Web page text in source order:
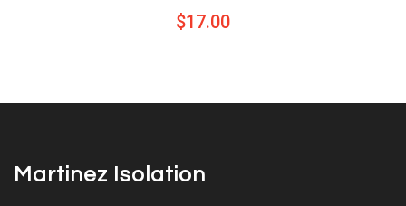
$17.00
Martinez Isolation